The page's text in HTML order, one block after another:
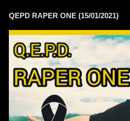
QEPD RAPER ONE (15/01/2021)